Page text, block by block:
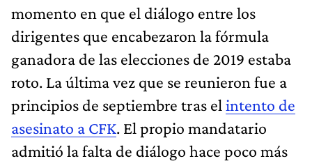
momento en que el diálogo entre los
dirigentes que encabezaron la fórmula
ganadora de las elecciones de 2019 estaba
roto. La última vez que se reunieron fue a
principios de septiembre tras el intento de
asesinato a CFK. El propio mandatario
admitió la falta de diálogo hace poco más